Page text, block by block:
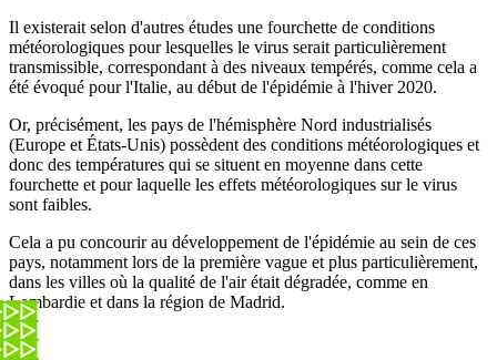
Il existerait selon d'autres études une fourchette de conditions
météorologiques pour lesquelles le virus serait particulièrement
transmissible, correspondant à des niveaux tempérés, comme cela a
été évoqué pour l'Italie, au début de l'épidémie à l'hiver 2020.
Or, précisément, les pays de l'hémisphère Nord industrialisés
(Europe et États-Unis) possèdent des conditions météorologiques et
donc des températures qui se situent en moyenne dans cette
fourchette et pour laquelle les effets météorologiques sur le virus
sont faibles.
Cela a pu concourir au développement de l'épidémie au sein de ces
pays, notamment lors de la première vague et plus particulièrement,
dans les villes où la qualité de l'air était dégradée, comme en
Lombardie et dans la région de Madrid.